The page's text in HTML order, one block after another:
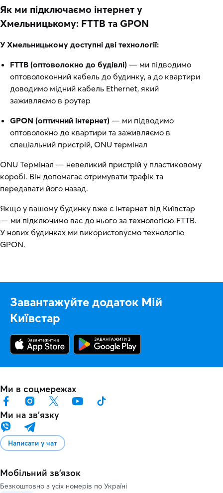
Як ми підключаємо інтернет у
Хмельницькому: FTTB та GPON
У Хмельницькому доступні дві технології:
FTTB (оптоволокно до будівлі) — ми підводимо
оптоволоконний кабель до будинку, а до квартири
доводимо мідний кабель Ethernet, який
заживляємо в роутер
GPON (оптичний інтернет) — ми підводимо
оптоволокно до квартири та заживляємо в
спеціальний пристрій, ONU термінал
ONU Термінал — невеликий пристрій у пластиковому
коробі. Він допомагає отримувати трафік та
передавати його назад.
Якщо у вашому будинку вже є інтернет від Київстар
— ми підключимо вас до нього за технологією FTTB.
У нових будинках ми використовуємо технологію
GPON.
Завантажуйте додаток Мій
Київстар
Ми в соцмережах
Ми на звʼязку
Написати у чат
Мобільний зв'язок
Безкоштовно з усіх номерів по Україні